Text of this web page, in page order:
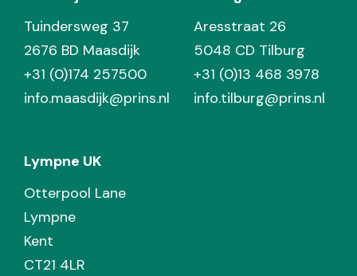
Tuindersweg 37
2676 BD Maasdijk
+31 (0)174 257500
info.maasdijk@prins.nl
Aresstraat 26
5048 CD Tilburg
+31 (0)13 468 3978
info.tilburg@prins.nl
Lympne UK
Otterpool Lane
Lympne
Kent
CT21 4LR